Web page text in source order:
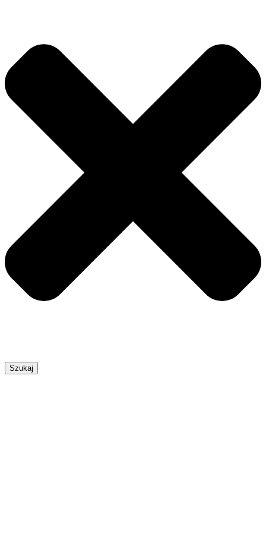
Szukaj